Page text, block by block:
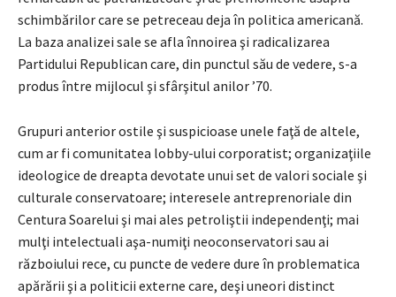
schimbărilor care se petreceau deja în politica americană.
La baza analizei sale se afla înnoirea şi radicalizarea
Partidului Republican care, din punctul său de vedere, s-a
produs între mijlocul şi sfârşitul anilor ’70.
Grupuri anterior ostile şi suspicioase unele faţă de altele,
cum ar fi comunitatea lobby-ului corporatist; organizaţiile
ideologice de dreapta devotate unui set de valori sociale şi
culturale conservatoare; interesele antreprenoriale din
Centura Soarelui şi mai ales petroliştii independenţi; mai
mulţi intelectuali aşa-numiţi neoconservatori sau ai
războiului rece, cu puncte de vedere dure în problematica
apărării şi a politicii externe care, deşi uneori distinct